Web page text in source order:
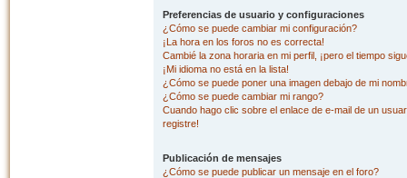
Preferencias de usuario y configuraciones
¿Cómo se puede cambiar mi configuración?
¡La hora en los foros no es correcta!
Cambié la zona horaria en mi perfil, ¡pero el tiempo
¡Mi idioma no está en la lista!
¿Cómo se puede poner una imagen debajo de mi
¿Cómo se puede cambiar mi rango?
Cuando hago clic sobre el enlace de e-mail de un
registre!
Publicación de mensajes
¿Cómo se puede publicar un mensaje en el foro?